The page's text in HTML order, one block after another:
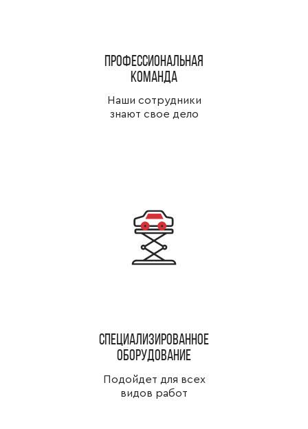
Профессиональная
команда
Наши сотрудники
знают свое дело
специализированное
оборудование
Подойдет для всех
видов работ